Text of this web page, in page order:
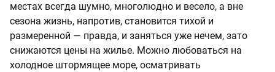
местах всегда шумно, многолюдно и весело, а вне
сезона жизнь, напротив, становится тихой и
размеренной — правда, и заняться уже нечем, зато
снижаются цены на жилье. Можно любоваться на
холодное штормящее море, осматривать